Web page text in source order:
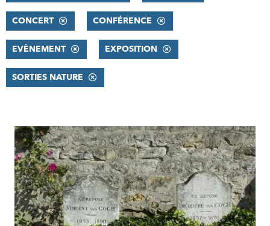
CONCERT CONFÉRENCE
EVÈNEMENT EXPOSITION
SORTIES NATURE
RÉSULTATS